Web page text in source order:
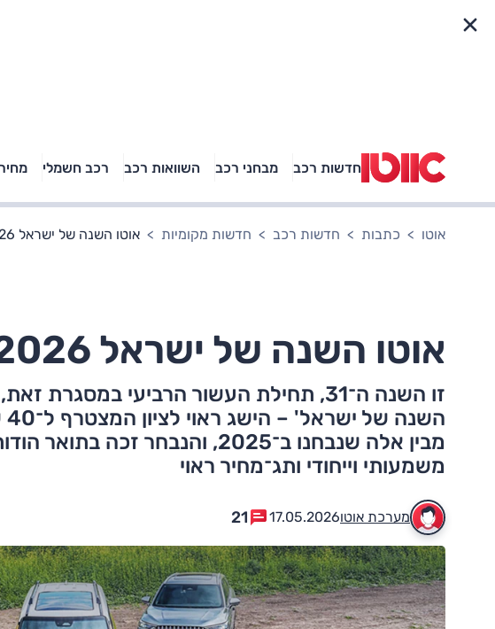
חדשות רכב מבחני רכב השוואות רכב רכב חשמלי
באיזה רכב פנאי נוסעת
אוטו כתבות חדשות רכב חדשות מקומיות אוטו השנה של ישראל 2026 – קיה EV3
אוטו השנה של ישראל 2026 – קיה EV3
זו השנה ה־31, תחילת העשור הרביעי
מבין אלה שנבחנו ב־2025, והנבחר
משמעותי וייחודי ותג־מחיר ראוי
מערכת אוטו17.05.2026
21